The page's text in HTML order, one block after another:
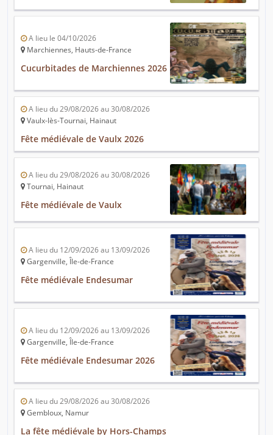
A lieu le 04/10/2026
Marchiennes, Hauts-de-France
Cucurbitades de Marchiennes 2026
A lieu du 29/08/2026 au 30/08/2026
Vaulx-lès-Tournai, Hainaut
Fête médiévale de Vaulx 2026
A lieu du 29/08/2026 au 30/08/2026
Tournai, Hainaut
Fête médiévale de Vaulx
A lieu du 12/09/2026 au 13/09/2026
Gargenville, Île-de-France
Fête médiévale Endesumar
A lieu du 12/09/2026 au 13/09/2026
Gargenville, Île-de-France
Fête médiévale Endesumar 2026
A lieu du 29/08/2026 au 30/08/2026
Gembloux, Namur
La fête médiévale by Hors-Champs